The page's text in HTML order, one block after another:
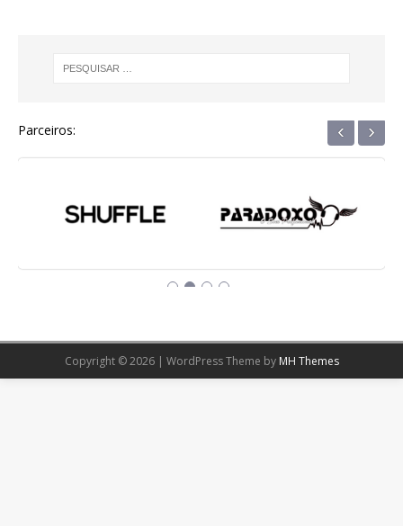
Parceiros: ‹ ›
Copyright © 2026 | WordPress Theme by MH Themes